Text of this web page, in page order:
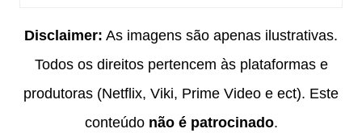
Disclaimer: As imagens são apenas ilustrativas.
Todos os direitos pertencem às plataformas e
produtoras (Netflix, Viki, Prime Video e ect). Este
conteúdo não é patrocinado.